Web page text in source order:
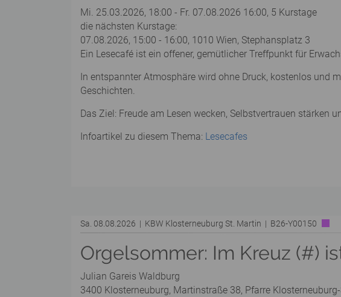
Mi. 25.03.2026, 18:00 - Fr. 07.08.2026 16:00, 5 Kurstage
die nächsten Kurstage:
07.08.2026, 15:00 - 16:00, 1010 Wien, Stephansplatz 3
Ein Lesecafé ist ein offener, gemütlicher Treffpunkt für
In entspannter Atmosphäre wird ohne Druck, kostenlos und
Geschichten.
Das Ziel: Freude am Lesen wecken, Selbstvertrauen
Infoartikel zu diesem Thema: Lesecafes
Sa. 08.08.2026 | KBW Klosterneuburg St. Martin | B26-Y00150
Orgelsommer: Im Kreuz (#)
Julian Gareis Waldburg
3400 Klosterneuburg, Martinstraße 38, Pfarre